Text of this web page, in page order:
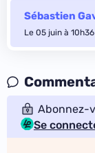
Sébastien
Le 05 juin à 10h36
Abonnez-
Se